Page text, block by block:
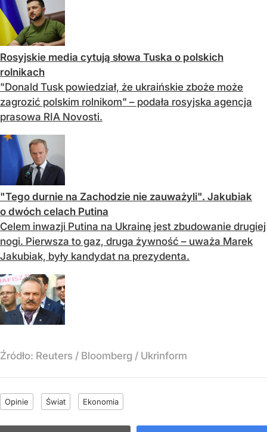
Rosyjskie media cytują słowa Tuska o polskich
rolnikach
"Donald Tusk powiedział, że ukraińskie zboże może
zagrozić polskim rolnikom" – podała rosyjska agencja
prasowa RIA Novosti.
"Tego durnie na Zachodzie nie zauważyli". Jakubiak
o dwóch celach Putina
Celem inwazji Putina na Ukrainę jest zbudowanie drugiej
nogi. Pierwsza to gaz, druga żywność – uważa Marek
Jakubiak, były kandydat na prezydenta.
Źródło: Reuters / Bloomberg / Ukrinform
Opinie Świat Ekonomia